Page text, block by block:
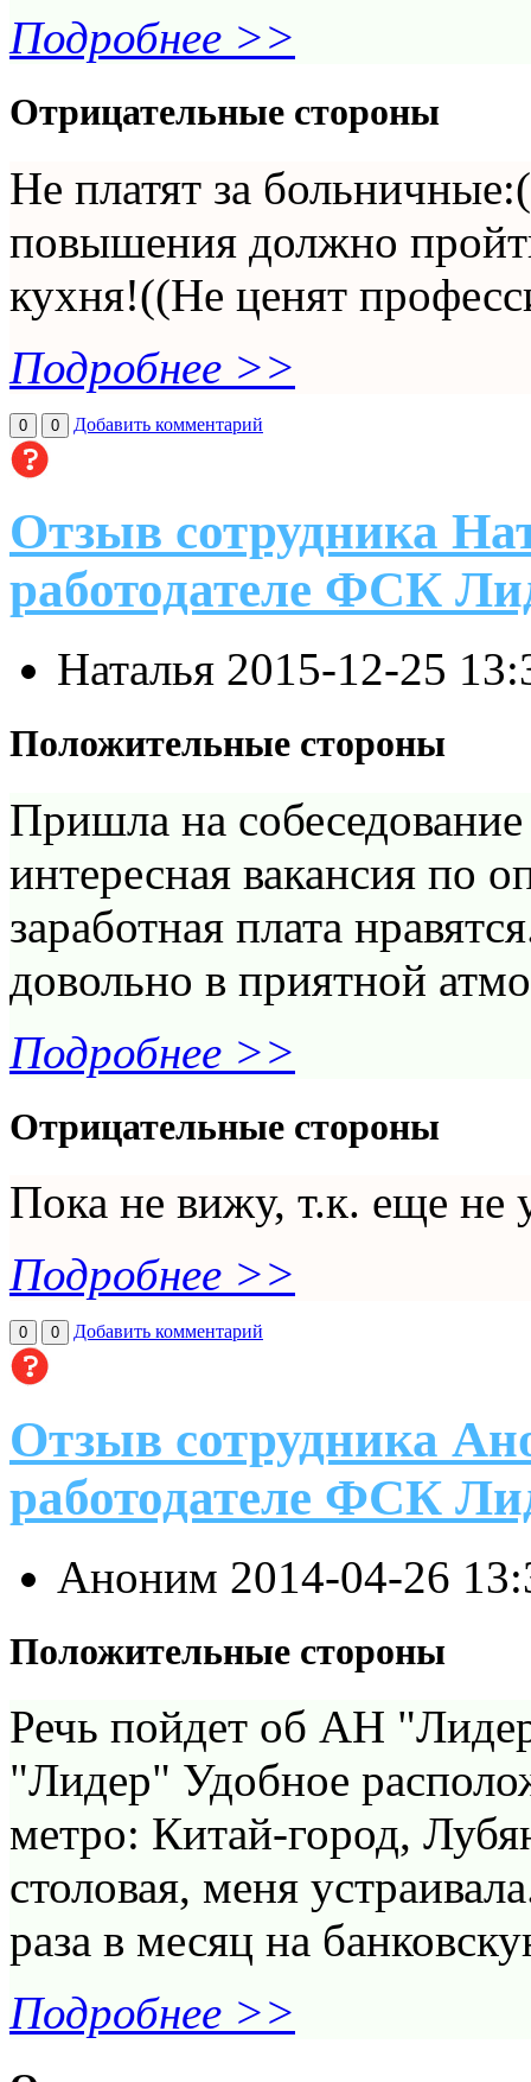
Подробнее >>
Отрицательные стороны
Не платят за
повышения должно
кухня!((Не ценят
Подробнее >>
0 0 Добавить комментарий
Отзыв сотрудника
работодателе ФСК
Наталья 2015-12-25
Положительные стороны
Пришла на
интересная вакансия по
заработная плата
довольно в приятной
Подробнее >>
Отрицательные стороны
Пока не вижу, т.к. еще не
Подробнее >>
0 0 Добавить комментарий
Отзыв сотрудника
работодателе ФСК
Аноним 2014-04-26
Положительные стороны
Речь пойдет об АН
"Лидер" Удобное
метро: Китай-город,
столовая, меня
раза в месяц на
Подробнее >>